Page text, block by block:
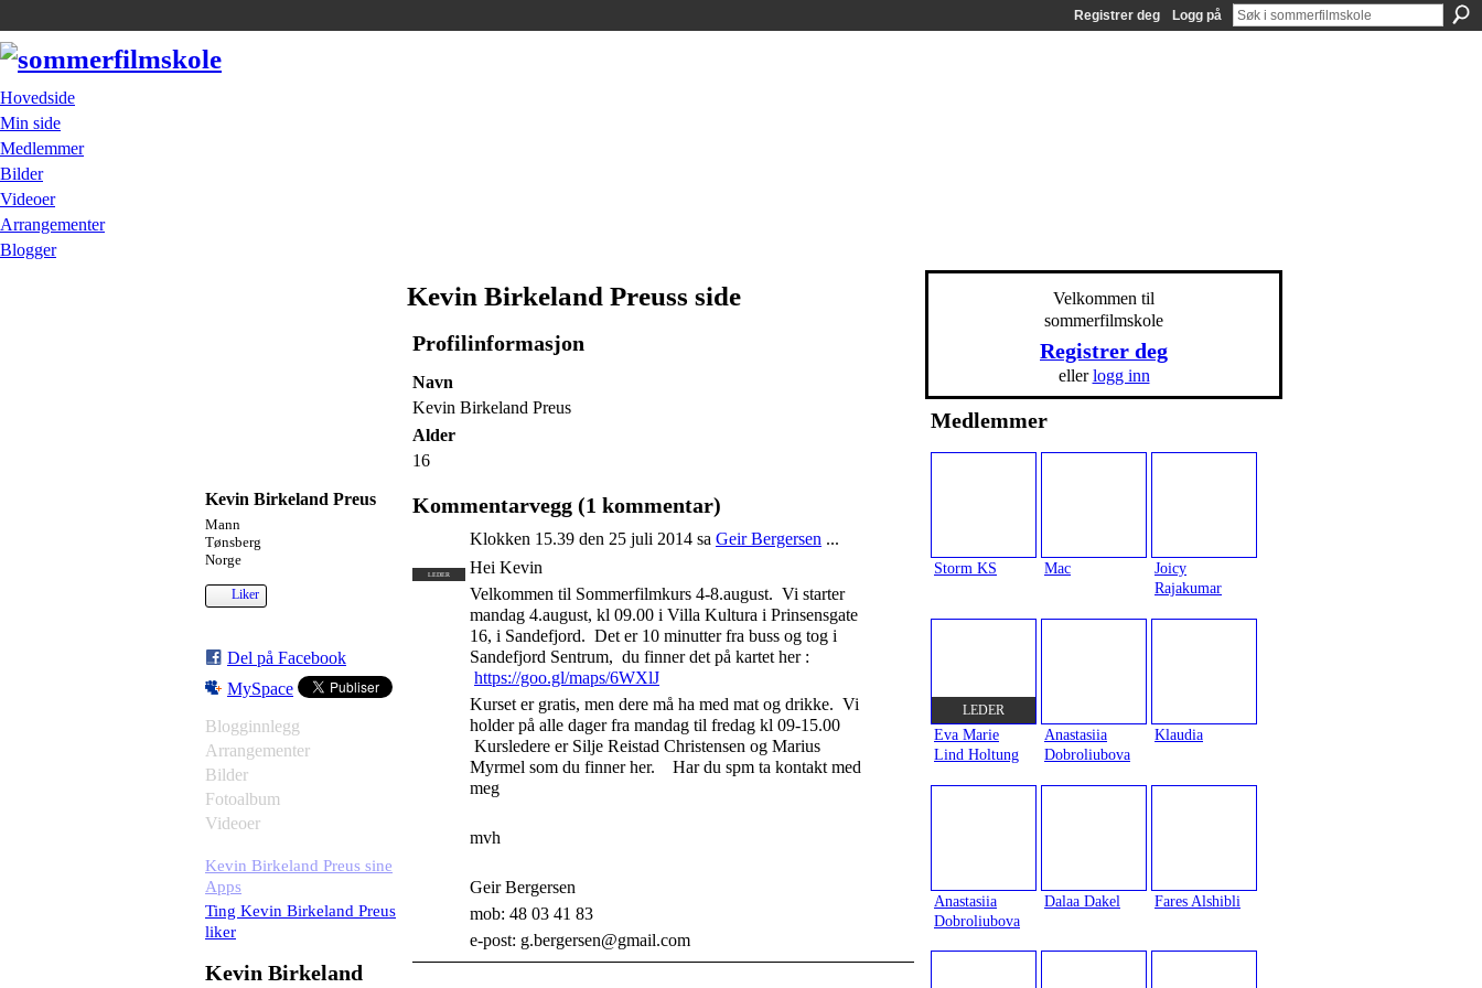
Registrer deg Logg på
Hovedside
Min side
Medlemmer
Bilder
Videoer
Arrangementer
Blogger
Kevin Birkeland Preus
Mann
Tønsberg
Norge
Liker
Del på Facebook
MySpace
Blogginnlegg
Arrangementer
Bilder
Fotoalbum
Videoer
Kevin Birkeland Preus sine
Apps
Ting Kevin Birkeland Preus
liker
Kevin Birkeland
Kevin Birkeland Preuss side
Profilinformasjon
Navn
Kevin Birkeland Preus
Alder
16
Kommentarvegg (1 kommentar)
Klokken 15.39 den 25 juli 2014 sa
LEDER
Geir Bergersen ...
Hei Kevin
Velkommen til Sommerfilmkurs 4-8.august. Vi starter
mandag 4.august, kl 09.00 i Villa Kultura i Prinsensgate
16, i Sandefjord. Det er 10 minutter fra buss og tog i
Sandefjord Sentrum, du finner det på kartet her :
https://goo.gl/maps/6WXlJ
Kurset er gratis, men dere må ha med mat og drikke. Vi
holder på alle dager fra mandag til fredag kl 09-15.00
Kursledere er Silje Reistad Christensen og Marius
Myrmel som du finner her. Har du spm ta kontakt med
meg
mvh
Geir Bergersen
mob: 48 03 41 83
e-post: g.bergersen@gmail.com
Velkommen til
sommerfilmskole
Registrer deg
ellerlogg inn
Medlemmer
Storm KS Mac
Joicy
Rajakumar
LEDER
Eva Marie
Lind Holtung
Anastasiia
Dobroliubova
Klaudia
Anastasiia
Dobroliubova
Dalaa Dakel Fares Alshibli